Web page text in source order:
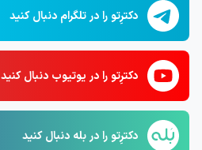
دکترِتو را در تلگرام دنبال کنید
دکترِتو را در یوتیوب دنبال کنید
دکترِتو را در بله دنبال کنید